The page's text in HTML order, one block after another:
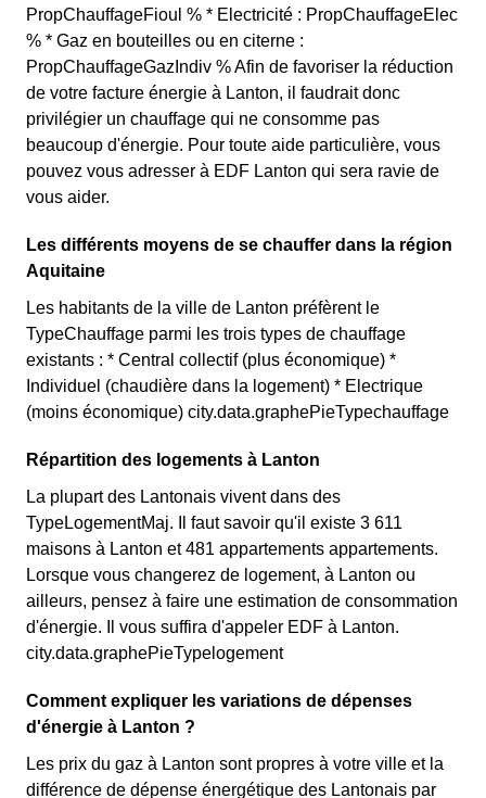
PropChauffageFioul % * Electricité : PropChauffageElec
% * Gaz en bouteilles ou en citerne :
PropChauffageGazIndiv % Afin de favoriser la réduction
de votre facture énergie à Lanton, il faudrait donc
privilégier un chauffage qui ne consomme pas
beaucoup d'énergie. Pour toute aide particulière, vous
pouvez vous adresser à EDF Lanton qui sera ravie de
vous aider.
Les différents moyens de se chauffer dans la région
Aquitaine
Les habitants de la ville de Lanton préfèrent le
TypeChauffage parmi les trois types de chauffage
existants : * Central collectif (plus économique) *
Individuel (chaudière dans la logement) * Electrique
(moins économique) city.data.graphePieTypechauffage
Répartition des logements à Lanton
La plupart des Lantonais vivent dans des
TypeLogementMaj. Il faut savoir qu'il existe 3 611
maisons à Lanton et 481 appartements appartements.
Lorsque vous changerez de logement, à Lanton ou
ailleurs, pensez à faire une estimation de consommation
d'énergie. Il vous suffira d'appeler EDF à Lanton.
city.data.graphePieTypelogement
Comment expliquer les variations de dépenses
d'énergie à Lanton ?
Les prix du gaz à Lanton sont propres à votre ville et la
différence de dépense énergétique des Lantonais par